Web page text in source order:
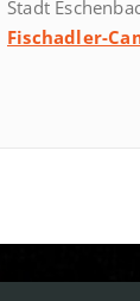
Stadt
Fischadler-